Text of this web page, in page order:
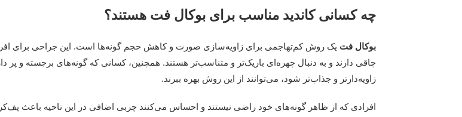
چه کسانی کاندید مناسب برای بوکال فت هستند؟
بوکال فت یک روش کم‌تهاجمی برای زاویه‌سازی صورت و کاهش حجم گونه‌ها است. این جراحی برای
چاقی دارند و به دنبال چهره‌ای باریک‌تر و متناسب‌تر هستند. همچنین، کسانی که گونه‌های برجسته و پر
زاویه‌دارتر و جذاب‌تر شود، می‌توانند از این روش بهره ببرند.
افرادی که از ظاهر گونه‌های خود راضی نیستند و احساس می‌کنند چربی اضافی در این ناحیه باعث